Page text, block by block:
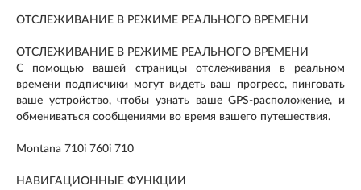
ОТСЛЕЖИВАНИЕ В РЕЖИМЕ РЕАЛЬНОГО ВРЕМЕНИ
ОТСЛЕЖИВАНИЕ В РЕЖИМЕ РЕАЛЬНОГО ВРЕМЕНИ
С помощью вашей страницы отслеживания в реальном
времени подписчики могут видеть ваш прогресс, пинговать
ваше устройство, чтобы узнать ваше GPS-расположение, и
обмениваться сообщениями во время вашего путешествия.
Montana 710i 760i 710
НАВИГАЦИОННЫЕ ФУНКЦИИ